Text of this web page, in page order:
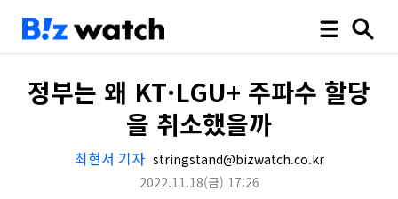
정부는 왜 KT·LGU+ 주파수 할당
을 취소했을까
최현서 기자 stringstand@bizwatch.co.kr
2022.11.18(금) 17:26